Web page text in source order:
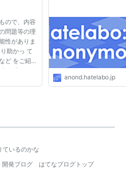
ので、内容
問題等の理
性がありま
助かっ て
ど をご紹
、助けられ
ては無いと
anond.hatelabo.jp
ているのかな
開発ブログ はてなブログトップ